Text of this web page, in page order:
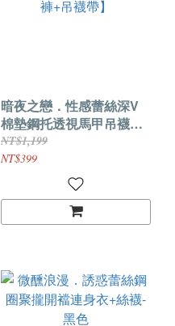
暗夜之戀．性感蕾絲深V
棉墊鋼托透視馬甲吊襪帶
套裝-黑色【吊帶馬甲+T褲
+吊襪帶】
NT$1,199
NT$399